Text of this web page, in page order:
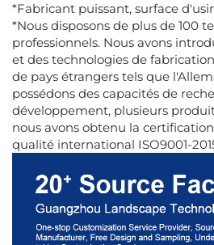
*Fabricant puissant, surface
*Nous disposons de plus de 100
professionnels. Nous avons
et des technologies de
de pays étrangers tels que
possédons des capacités de
développement, plusieurs
nous avons obtenu la
qualité international ISO9001-